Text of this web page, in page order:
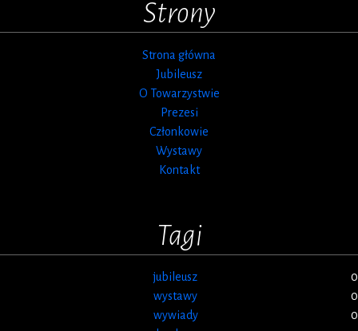
Strony
Strona główna
Jubileusz
O Towarzystwie
Prezesi
Członkowie
Wystawy
Kontakt
Tagi
jubileusz
0
wystawy
0
wywiady
0